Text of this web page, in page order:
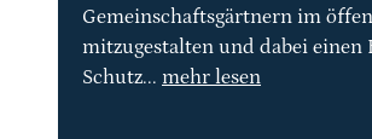
Gemeinschaftsgärtnern im
mitzugestalten und dabei einen
Schutz... mehr lesen